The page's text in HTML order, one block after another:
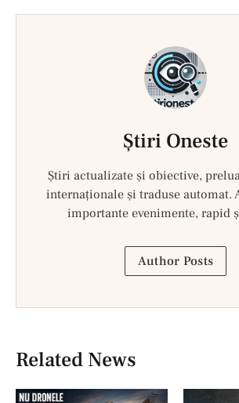
Ştiri Oneste
Știri actualizate și obiective,
internaționale și traduse automat.
importante evenimente, rapid
Author Posts
Related News